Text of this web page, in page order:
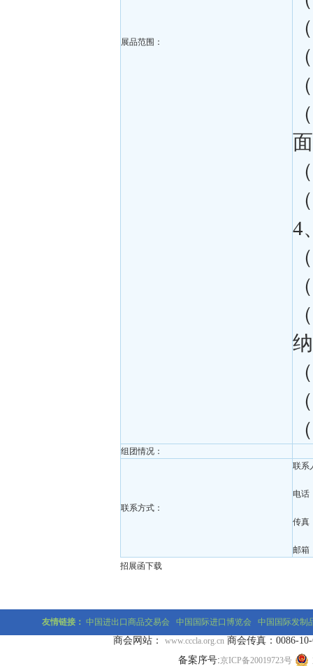
展品范围：
（
（
（
（
（
（
4
（
（
（
（
（
（
组团情况：
联系方式：
联系
电话
传真
邮箱
招展函下载
友情链接： 中国进出口商品交易会 中国国际进口博览会 中国国际发制
商会网站： www.cccla.org.cn 商会传真：0086-10-
备案序号:京ICP备20019723号